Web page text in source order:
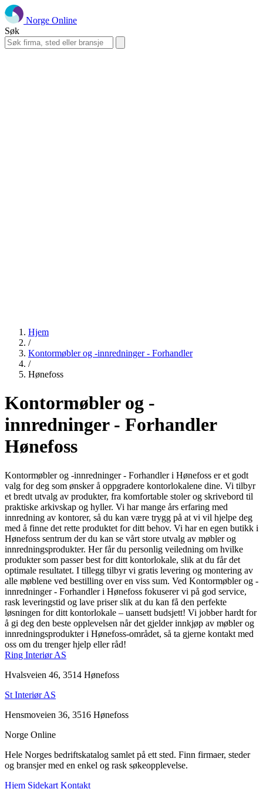
Norge Online
Søk
Hjem
/
Kontormøbler og -innredninger - Forhandler
/
Hønefoss
Kontormøbler og -
innredninger - Forhandler
Hønefoss
Kontormøbler og -innredninger - Forhandler i Hønefoss er et godt
valg for deg som ønsker å oppgradere kontorlokalene dine. Vi tilbyr
et bredt utvalg av produkter, fra komfortable stoler og skrivebord til
praktiske arkivskap og hyller. Vi har mange års erfaring med
innredning av kontorer, så du kan være trygg på at vi vil hjelpe deg
med å finne det rette produktet for ditt behov. Vi har en egen butikk i
Hønefoss sentrum der du kan se vårt store utvalg av møbler og
innredningsprodukter. Her får du personlig veiledning om hvilke
produkter som passer best for ditt kontorlokale, slik at du får det
optimale resultatet. I tillegg tilbyr vi gratis levering og montering av
alle møblene ved bestilling over en viss sum. Ved Kontormøbler og -
innredninger - Forhandler i Hønefoss fokuserer vi på god service,
rask leveringstid og lave priser slik at du kan få den perfekte
løsningen for ditt kontorlokale – uansett budsjett! Vi jobber hardt for
å gi deg den beste opplevelsen når det gjelder innkjøp av møbler og
innredningsprodukter i Hønefoss-området, så ta gjerne kontakt med
oss om du trenger hjelp eller råd!
Ring Interiør AS
Hvalsveien 46, 3514 Hønefoss
St Interiør AS
Hensmoveien 36, 3516 Hønefoss
Norge Online
Hele Norges bedriftskatalog samlet på ett sted. Finn firmaer, steder
og bransjer med en enkel og rask søkeopplevelse.
Hjem Sidekart Kontakt